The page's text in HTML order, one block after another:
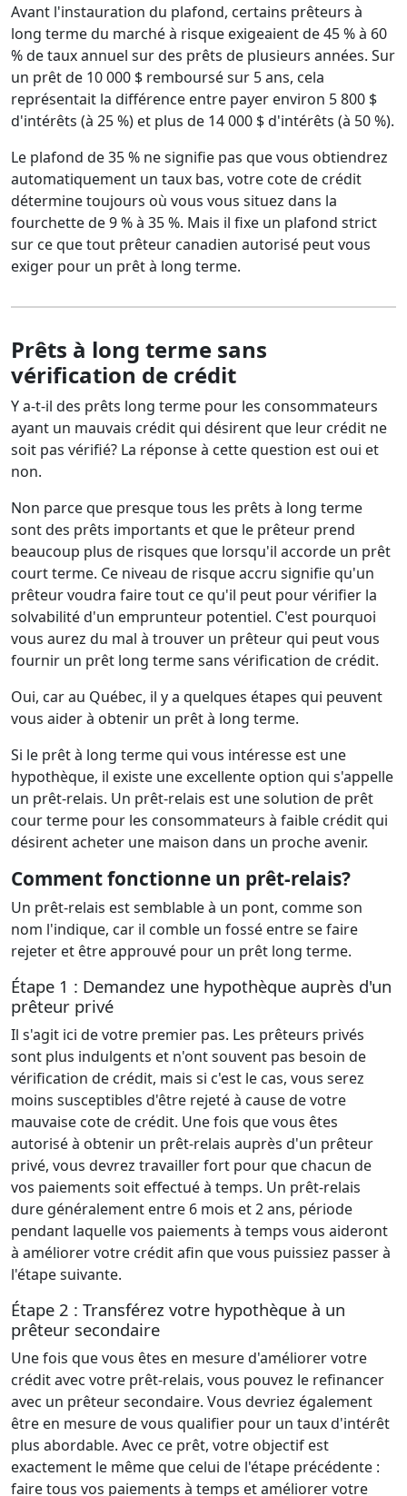
Avant l'instauration du plafond, certains prêteurs à
long terme du marché à risque exigeaient de 45 % à 60
% de taux annuel sur des prêts de plusieurs années. Sur
un prêt de 10 000 $ remboursé sur 5 ans, cela
représentait la différence entre payer environ 5 800 $
d'intérêts (à 25 %) et plus de 14 000 $ d'intérêts (à 50 %).
Le plafond de 35 % ne signifie pas que vous obtiendrez
automatiquement un taux bas, votre cote de crédit
détermine toujours où vous vous situez dans la
fourchette de 9 % à 35 %. Mais il fixe un plafond strict
sur ce que tout prêteur canadien autorisé peut vous
exiger pour un prêt à long terme.
Prêts à long terme sans
vérification de crédit
Y a-t-il des prêts long terme pour les consommateurs
ayant un mauvais crédit qui désirent que leur crédit ne
soit pas vérifié? La réponse à cette question est oui et
non.
Non parce que presque tous les prêts à long terme
sont des prêts importants et que le prêteur prend
beaucoup plus de risques que lorsqu'il accorde un prêt
court terme. Ce niveau de risque accru signifie qu'un
prêteur voudra faire tout ce qu'il peut pour vérifier la
solvabilité d'un emprunteur potentiel. C'est pourquoi
vous aurez du mal à trouver un prêteur qui peut vous
fournir un prêt long terme sans vérification de crédit.
Oui, car au Québec, il y a quelques étapes qui peuvent
vous aider à obtenir un prêt à long terme.
Si le prêt à long terme qui vous intéresse est une
hypothèque, il existe une excellente option qui s'appelle
un prêt-relais. Un prêt-relais est une solution de prêt
cour terme pour les consommateurs à faible crédit qui
désirent acheter une maison dans un proche avenir.
Comment fonctionne un prêt-relais?
Un prêt-relais est semblable à un pont, comme son
nom l'indique, car il comble un fossé entre se faire
rejeter et être approuvé pour un prêt long terme.
Étape 1 : Demandez une hypothèque auprès d'un
prêteur privé
Il s'agit ici de votre premier pas. Les prêteurs privés
sont plus indulgents et n'ont souvent pas besoin de
vérification de crédit, mais si c'est le cas, vous serez
moins susceptibles d'être rejeté à cause de votre
mauvaise cote de crédit. Une fois que vous êtes
autorisé à obtenir un prêt-relais auprès d'un prêteur
privé, vous devrez travailler fort pour que chacun de
vos paiements soit effectué à temps. Un prêt-relais
dure généralement entre 6 mois et 2 ans, période
pendant laquelle vos paiements à temps vous aideront
à améliorer votre crédit afin que vous puissiez passer à
l'étape suivante.
Étape 2 : Transférez votre hypothèque à un
prêteur secondaire
Une fois que vous êtes en mesure d'améliorer votre
crédit avec votre prêt-relais, vous pouvez le refinancer
avec un prêteur secondaire. Vous devriez également
être en mesure de vous qualifier pour un taux d'intérêt
plus abordable. Avec ce prêt, votre objectif est
exactement le même que celui de l'étape précédente :
faire tous vos paiements à temps et améliorer votre